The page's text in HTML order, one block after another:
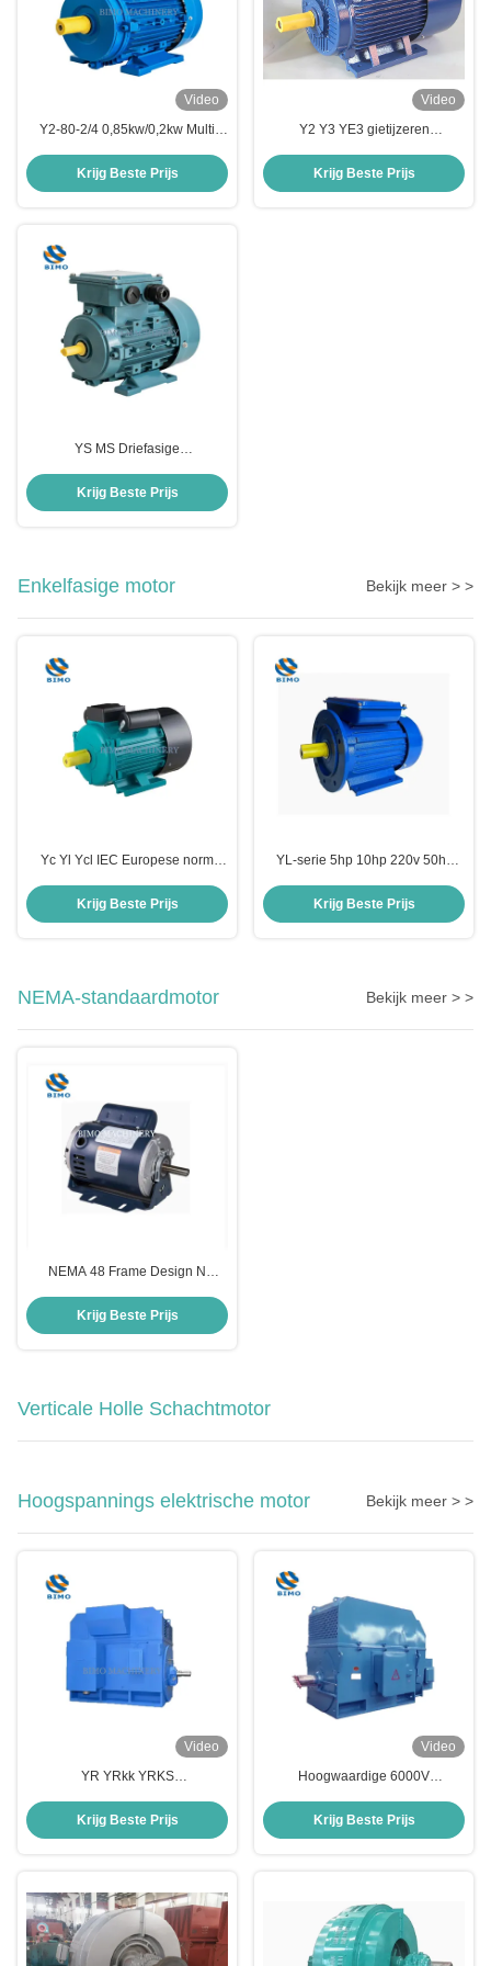
Video
Y2-80-2/4 0,85kw/0,2kw Multi
Driefasige wisselstroom
Krijg Beste Prijs
Video
Y2 Y3 YE3 gietijzeren
Driefasige asynchrone
Krijg Beste Prijs
YS MS Driefasige
Aluminium behuizing 0.55kw-
15kw
Krijg Beste Prijs
Enkelfasige motor Bekijk meer > >
Yc Yl Ycl IEC Europese norm
wisselstroomasynchrone
elektromotor
Krijg Beste Prijs
YL-serie 5hp 10hp 220v 50hz
inductiemotor
Krijg Beste Prijs
NEMA-standaardmotor Bekijk meer > >
NEMA 48 Frame Design N
Motor 1/2HP Resilient Base Motor
Krijg Beste Prijs
Verticale Holle Schachtmotor
Hoogspannings elektrische motor Bekijk meer > >
Video
YR YRkk YRKS
185kW-5000kW Wund Rotor Slip
Krijg Beste Prijs
Video
Hoogwaardige 6000V
asynchrone
Krijg Beste Prijs